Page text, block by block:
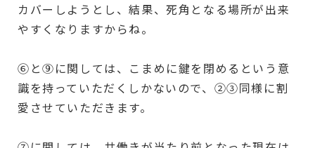
カバーしようとし、結果、死角となる場所が出来
やすくなりますからね。
⑥と⑨に関しては、こまめに鍵を閉めるという意
識を持っていただくしかないので、②③同様に割
愛させていただきます。